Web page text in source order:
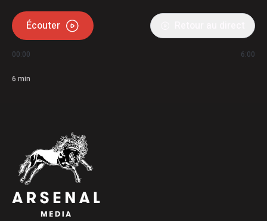
Écouter
00:00 6:00
6 min